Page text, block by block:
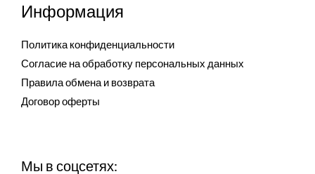
Информация
Политика конфиденциальности
Согласие на обработку персональных данных
Правила обмена и возврата
Договор оферты
Мы в соцсетях: